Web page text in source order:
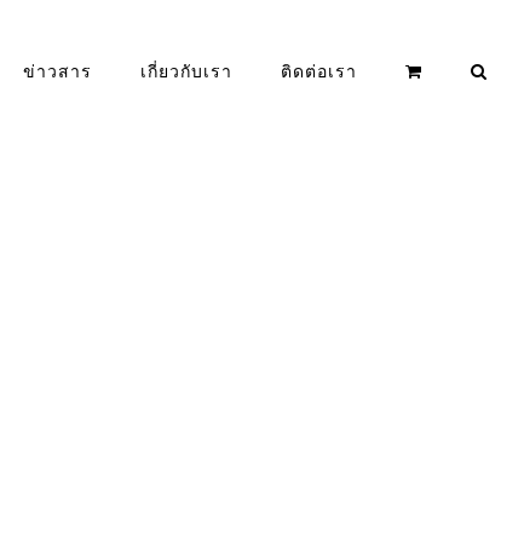
ข่าวสาร เกี่ยวกับเรา ติดต่อเรา